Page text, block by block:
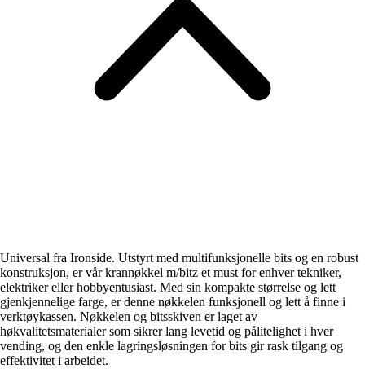
Universal fra Ironside. Utstyrt med multifunksjonelle bits og en robust
konstruksjon, er vår krannøkkel m/bitz et must for enhver tekniker,
elektriker eller hobbyentusiast. Med sin kompakte størrelse og lett
gjenkjennelige farge, er denne nøkkelen funksjonell og lett å finne i
verktøykassen. Nøkkelen og bitsskiven er laget av
høkvalitetsmaterialer som sikrer lang levetid og pålitelighet i hver
vending, og den enkle lagringsløsningen for bits gir rask tilgang og
effektivitet i arbeidet.